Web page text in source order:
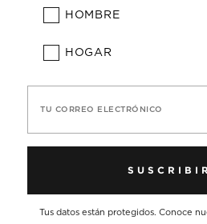
HOMBRE
HOGAR
TU CORREO ELECTRÓNICO
Tus datos están protegidos. Conoce